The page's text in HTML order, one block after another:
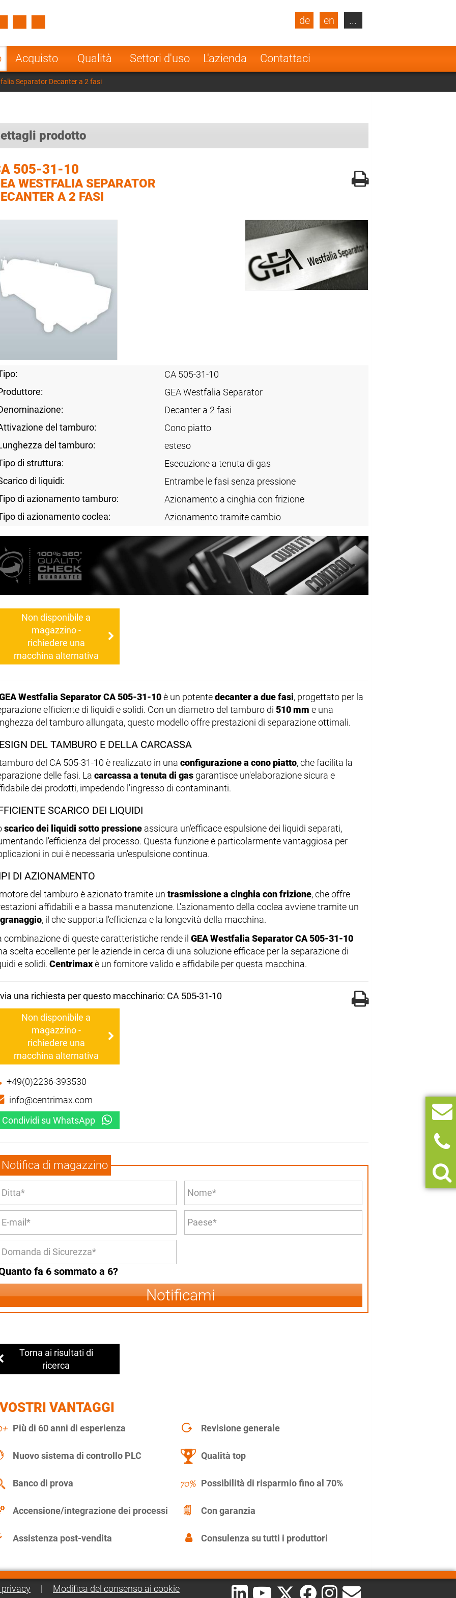
Acquisto Qualità Settori d'uso L'azienda Contattaci
de en
Turkey
Poland Norway
Netherlands
...
Separator Decanter a 2 fasi
prodotto
505-31-10
WESTFALIA SEPARATOR
A 2 FASI
CA 505-31-10
GEA Westfalia Separator
Decanter a 2 fasi
del tamburo:
Cono piatto
del tamburo:
esteso
di struttura:
Esecuzione a tenuta di gas
di liquidi:
Entrambe le fasi senza pressione
di azionamento tamburo:
Azionamento a cinghia con frizione
di azionamento coclea:
Azionamento tramite cambio
Non disponibile a
magazzino -
richiedere una
macchina alternativa
Westfalia Separator CA 505-31-10è un potentedecanter a due fasi, progettato per la
efficiente di liquidi e solidi. Con un diametro del tamburo di 510 mm e una
del tamburo allungata, questo modello offre prestazioni di separazione ottimali.
DEL TAMBURO E DELLA CARCASSA
del CA 505-31-10 è realizzato in una configurazione a cono piatto, che facilita la
delle fasi. La carcassa a tenuta di gas garantisce un'elaborazione sicura e
dei prodotti, impedendo l'ingresso di contaminanti.
SCARICO DEI LIQUIDI
scarico dei liquidi sotto pressione assicura un'efficace espulsione dei liquidi separati,
l'efficienza del processo. Questa funzione è particolarmente vantaggiosa per
in cui è necessaria un'espulsione continua.
DI AZIONAMENTO
del tamburo è azionato tramite un trasmissione a cinghia con frizione, che offre
affidabili e a bassa manutenzione. L'azionamento della coclea avviene tramite un
, il che supporta l'efficienza e la longevità della macchina.
combinazione di queste caratteristiche rende il GEA Westfalia Separator CA 505-31-10
scelta eccellente per le aziende in cerca di una soluzione efficace per la separazione di
e solidi. Centrimaxè un fornitore valido e affidabile per questa macchina.
una richiesta per questo macchinario: CA 505-31-10
Non disponibile a
magazzino -
richiedere una
macchina alternativa
+49(0)2236-393530
info@centrimax.com
Condividi su WhatsApp
Notifica di magazzino
fa 6 sommato a 6?
Notificami
Torna ai risultati di
ricerca
VANTAGGI
Più di 60 anni di esperienza Revisione generale
Nuovo sistema di controllo PLC Qualità top
Banco di prova Possibilità di risparmio fino al 70%
Accensione/integrazione dei processi Con garanzia
Assistenza post-vendita Consulenza su tutti i produttori
| Modifica del consenso ai cookie